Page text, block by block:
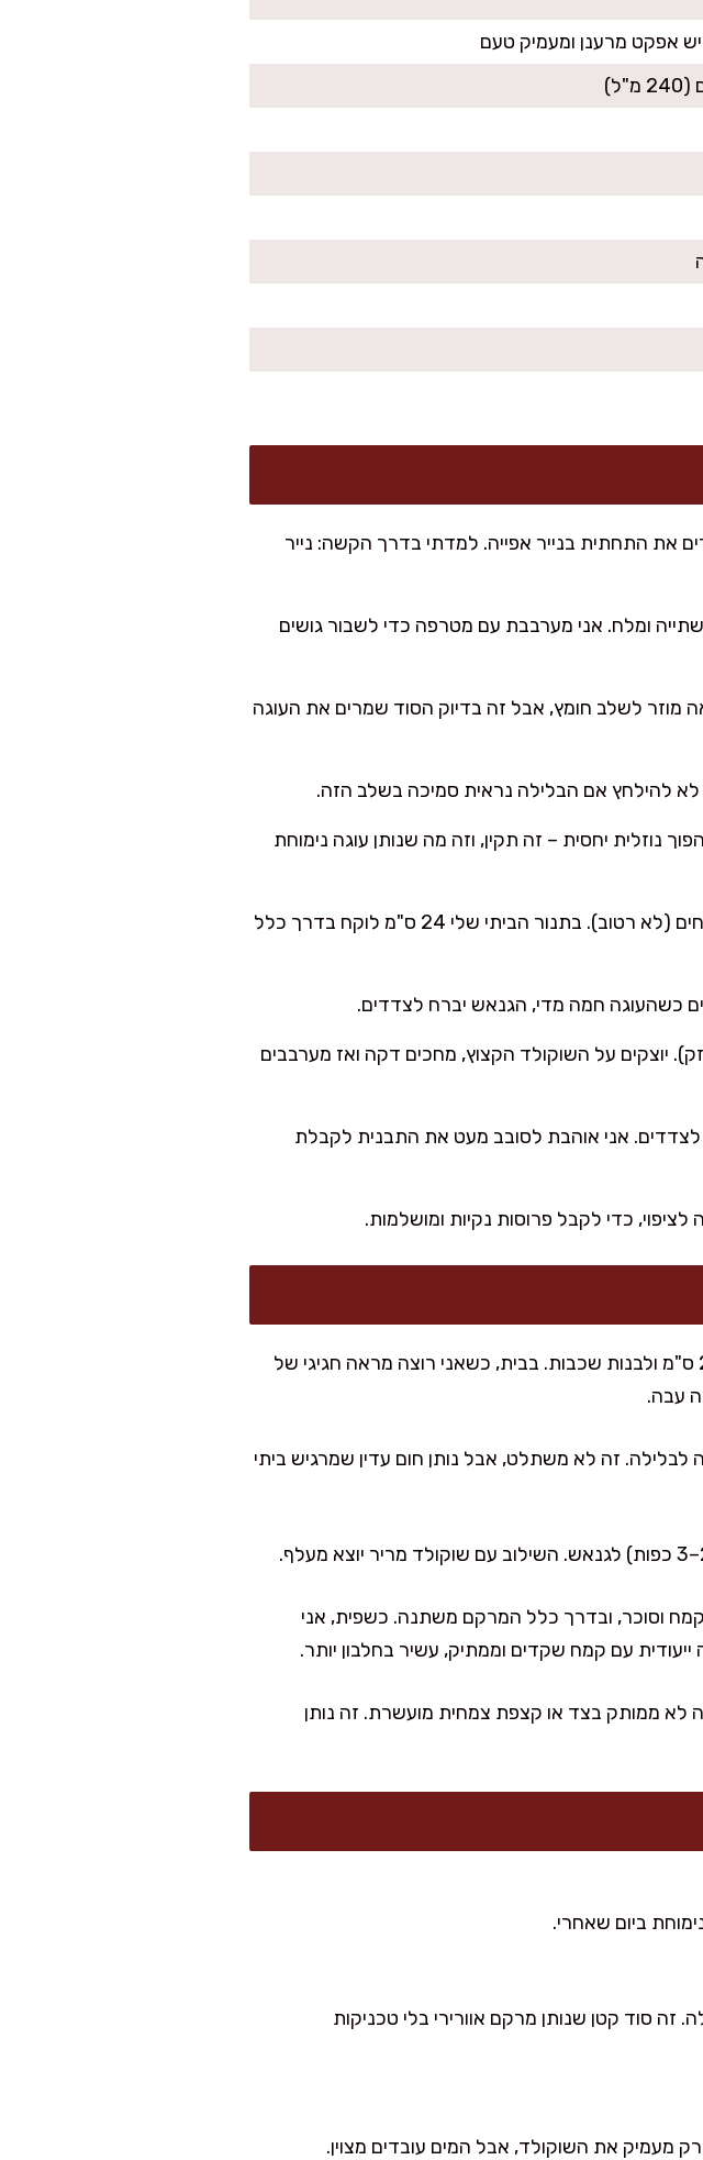
משמנים תבנית ומרפדים את התחתית בנייר אפייה. למדתי בדרך הקשה: נייר
ומלח. אני מערבבת עם מטרפה כדי לשבור גושים
מוזר לשלב חומץ, אבל זה בדיוק הסוד שמרים את העוגה
לא להילחץ אם הבלילה נראית סמיכה בשלב הזה.
נוזלית יחסית – זה תקין, וזה מה שנותן עוגה נימוחת
יוצקים לתבנית ואופים 35–45 דק' עד שקיסם יוצא עם פירורים לחים (לא רטוב). בתנור הביתי שלי 24 ס"מ לוקח בדרך כלל
יוצקים על השוקולד הקצוץ, מחכים דקה ואז מערבבים
לצדדים. אני אוהבת לסובב מעט את התבנית לקבלת
אם אתם אוהבים עוגה גבוהה במיוחד, אפשר לאפות בשתי תבניות 20 ס"מ ולבנות שכבות. בבית, כשאני רוצה מראה חגיגי של
עבה.
לבלילה. זה לא משתלט, אבל נותן חום עדין שמרגיש ביתי
וסוכר, ובדרך כלל המרקם משתנה. כשפית, אני
עם קמח שקדים וממתיק, עשיר בחלבון יותר.
לא ממותק בצד או קצפת צמחית מועשרת. זה נותן
ביום שאחרי.
זה סוד קטן שנותן מרקם אוורירי בלי טכניקות
מעמיק את השוקולד, אבל המים עובדים מצוין.